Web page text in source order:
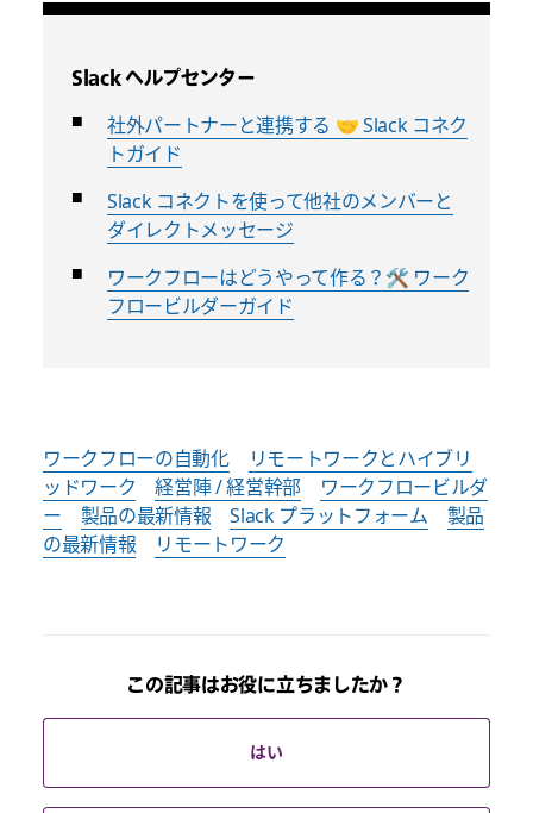
Slack ヘルプセンター
社外パートナーと連携する 🤝 Slack コネク
トガイド
Slack コネクトを使って他社のメンバーと
ダイレクトメッセージ
ワークフローはどうやって作る？🛠️ ワーク
フロービルダーガイド
ワークフローの自動化
リモートワークとハイブリ
ッドワーク
経営陣 / 経営幹部
ワークフロービルダ
ー
製品の最新情報 Slack プラットフォーム
製品
の最新情報
リモートワーク
この記事はお役に立ちましたか？
はい